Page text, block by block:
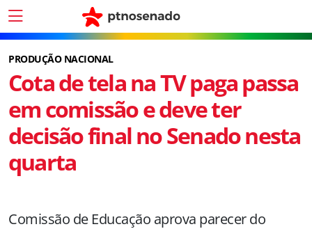
PRODUÇÃO NACIONAL
Cota de tela na TV paga passa
em comissão e deve ter
decisão final no Senado nesta
quarta
Comissão de Educação aprova parecer do